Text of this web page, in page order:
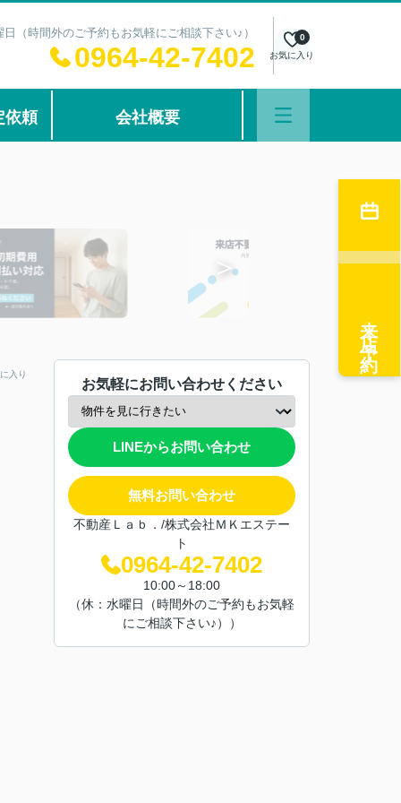
（時間外のご予約もお気軽にご相談下さい♪）
0964-42-7402 お気に入り
0
依頼 会社概要
入り
お気軽にお問い合わせください
LINEからお問い合わせ
無料お問い合わせ
不動産Ｌａｂ．/株式会社ＭＫエステー
ト
0964-42-7402
10:00～18:00
（休：水曜日（時間外のご予約もお気軽
にご相談下さい♪））
来店予約